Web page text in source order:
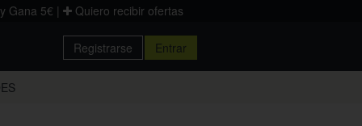
Gana 5€ | Quiero recibir ofertas
Registrarse Entrar